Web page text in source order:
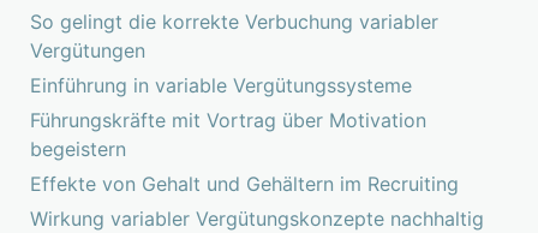
So gelingt die korrekte Verbuchung variabler
Vergütungen
Einführung in variable Vergütungssysteme
Führungskräfte mit Vortrag über Motivation
begeistern
Effekte von Gehalt und Gehältern im Recruiting
Wirkung variabler Vergütungskonzepte nachhaltig